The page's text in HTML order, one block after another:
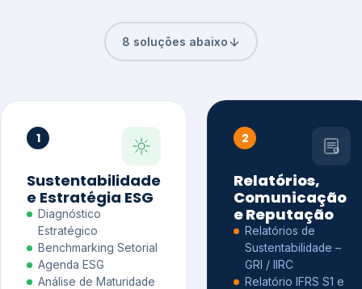
8 soluções abaixo
1
Sustentabilidade
e Estratégia ESG
Diagnóstico
Estratégico
Benchmarking Setorial
Agenda ESG
Análise de Maturidade
2
Relatórios,
Comunicação
e Reputação
Relatórios de
Sustentabilidade –
GRI / IIRC
Relatório IFRS S1 e